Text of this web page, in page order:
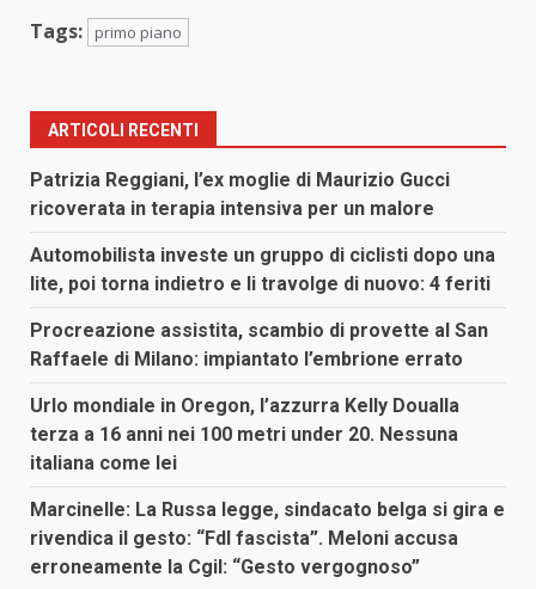
Tags: primo piano
ARTICOLI RECENTI
Patrizia Reggiani, l’ex moglie di Maurizio Gucci
ricoverata in terapia intensiva per un malore
Automobilista investe un gruppo di ciclisti dopo una
lite, poi torna indietro e li travolge di nuovo: 4 feriti
Procreazione assistita, scambio di provette al San
Raffaele di Milano: impiantato l’embrione errato
Urlo mondiale in Oregon, l’azzurra Kelly Doualla
terza a 16 anni nei 100 metri under 20. Nessuna
italiana come lei
Marcinelle: La Russa legge, sindacato belga si gira e
rivendica il gesto: “FdI fascista”. Meloni accusa
erroneamente la Cgil: “Gesto vergognoso”